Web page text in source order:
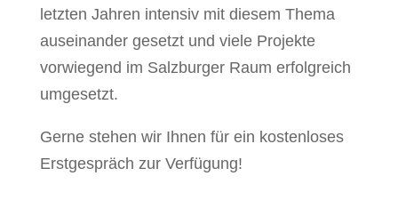
letzten Jahren intensiv mit diesem Thema
auseinander gesetzt und viele Projekte
vorwiegend im Salzburger Raum erfolgreich
umgesetzt.
Gerne stehen wir Ihnen für ein kostenloses
Erstgespräch zur Verfügung!